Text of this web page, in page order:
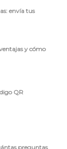
envía tus
y cómo
QR
preguntas